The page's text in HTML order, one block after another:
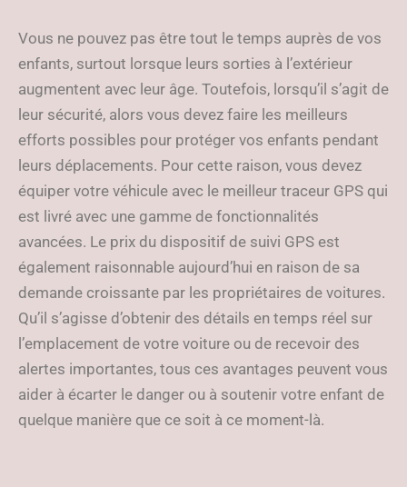
Vous ne pouvez pas être tout le temps auprès de vos
enfants, surtout lorsque leurs sorties à l’extérieur
augmentent avec leur âge. Toutefois, lorsqu’il s’agit de
leur sécurité, alors vous devez faire les meilleurs
efforts possibles pour protéger vos enfants pendant
leurs déplacements. Pour cette raison, vous devez
équiper votre véhicule avec le meilleur traceur GPS qui
est livré avec une gamme de fonctionnalités
avancées. Le prix du dispositif de suivi GPS est
également raisonnable aujourd’hui en raison de sa
demande croissante par les propriétaires de voitures.
Qu’il s’agisse d’obtenir des détails en temps réel sur
l’emplacement de votre voiture ou de recevoir des
alertes importantes, tous ces avantages peuvent vous
aider à écarter le danger ou à soutenir votre enfant de
quelque manière que ce soit à ce moment-là.